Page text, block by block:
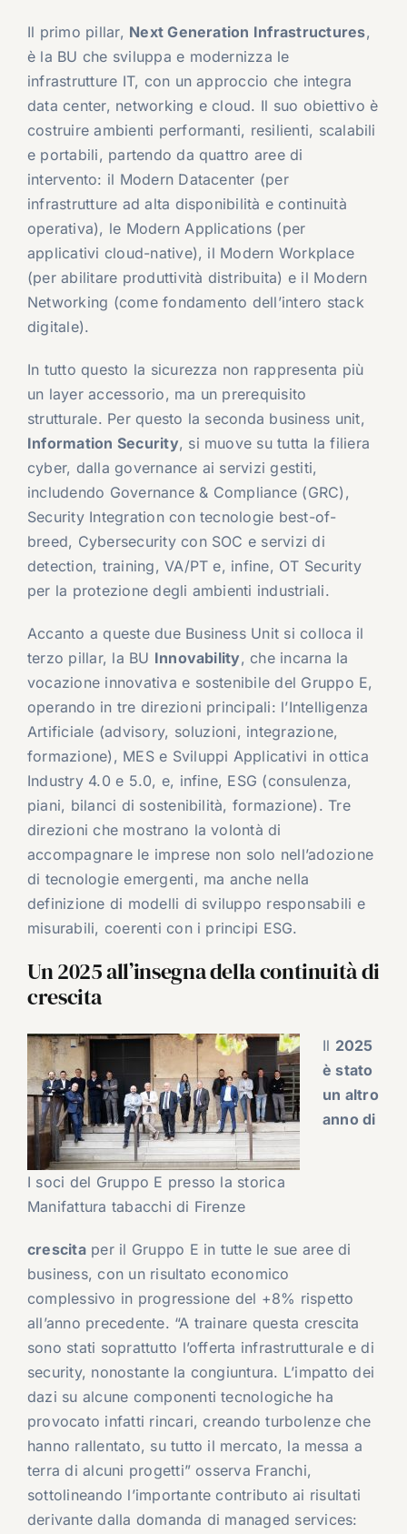
Il primo pillar, Next Generation Infrastructures,
è la BU che sviluppa e modernizza le
infrastrutture IT, con un approccio che integra
data center, networking e cloud. Il suo obiettivo è
costruire ambienti performanti, resilienti, scalabili
e portabili, partendo da quattro aree di
intervento: il Modern Datacenter (per
infrastrutture ad alta disponibilità e continuità
operativa), le Modern Applications (per
applicativi cloud-native), il Modern Workplace
(per abilitare produttività distribuita) e il Modern
Networking (come fondamento dell’intero stack
digitale).
In tutto questo la sicurezza non rappresenta più
un layer accessorio, ma un prerequisito
strutturale. Per questo la seconda business unit,
Information Security, si muove su tutta la filiera
cyber, dalla governance ai servizi gestiti,
includendo Governance & Compliance (GRC),
Security Integration con tecnologie best-of-
breed, Cybersecurity con SOC e servizi di
detection, training, VA/PT e, infine, OT Security
per la protezione degli ambienti industriali.
Accanto a queste due Business Unit si colloca il
terzo pillar, la BU Innovability, che incarna la
vocazione innovativa e sostenibile del Gruppo E,
operando in tre direzioni principali: l’Intelligenza
Artificiale (advisory, soluzioni, integrazione,
formazione), MES e Sviluppi Applicativi in ottica
Industry 4.0 e 5.0, e, infine, ESG (consulenza,
piani, bilanci di sostenibilità, formazione). Tre
direzioni che mostrano la volontà di
accompagnare le imprese non solo nell’adozione
di tecnologie emergenti, ma anche nella
definizione di modelli di sviluppo responsabili e
misurabili, coerenti con i principi ESG.
Un 2025 all’insegna della continuità di
crescita
I soci del Gruppo E presso la storica
Manifattura tabacchi di Firenze
Il 2025
è stato
un altro
anno di
crescitaper il Gruppo E in tutte le sue aree di
business, con un risultato economico
complessivo in progressione del +8% rispetto
all’anno precedente. “A trainare questa crescita
sono stati soprattutto l’offerta infrastrutturale e di
security, nonostante la congiuntura. L’impatto dei
dazi su alcune componenti tecnologiche ha
provocato infatti rincari, creando turbolenze che
hanno rallentato, su tutto il mercato, la messa a
terra di alcuni progetti” osserva Franchi,
sottolineando l’importante contributo ai risultati
derivante dalla domanda di managed services: